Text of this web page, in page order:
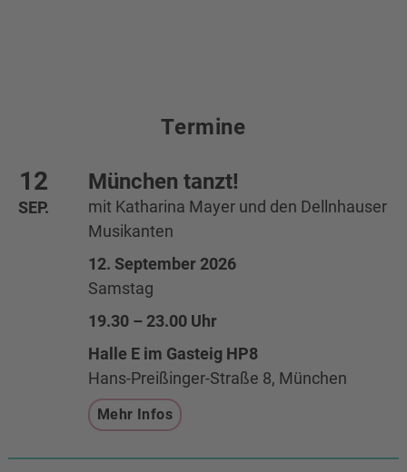
Termine
München tanzt!
mit Katharina Mayer und den Dellnhauser
Musikanten
12
SEP.
12. September 2026
Samstag
19.30 – 23.00 Uhr
Halle E im Gasteig HP8
Hans-Preißinger-Straße 8, München
Mehr Infos